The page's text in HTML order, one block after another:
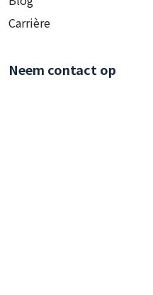
Carrière
Neem contact op